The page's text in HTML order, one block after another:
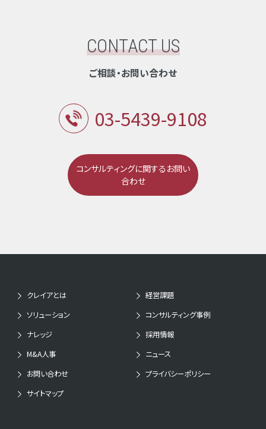
CONTACT US
ご相談・お問い合わせ
03-5439-9108
コンサルティングに関するお問い
合わせ
クレイアとは
経営課題
ソリューション
コンサルティング事例
ナレッジ
採用情報
M&A人事
ニュース
お問い合わせ
プライバシーポリシー
サイトマップ